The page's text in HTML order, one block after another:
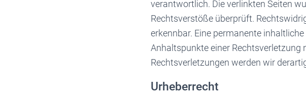
verantwortlich. Die verlinkten Seiten
Rechtsverstöße überprüft.
erkennbar. Eine permanente
Anhaltspunkte einer Rechtsverletzung
Rechtsverletzungen werden wir
Urheberrecht